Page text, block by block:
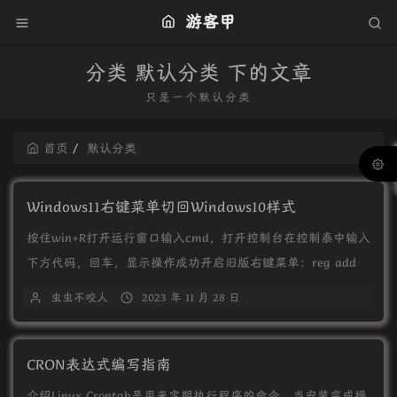
游客甲
分类 默认分类 下的文章
只是一个默认分类
首页 默认分类
Windows11右键菜单切回Windows10样式
按住win+R打开运行窗口输入cmd，打开控制台在控制泰中输入
下方代码，回车，显示操作成功开启旧版右键菜单：reg add
虫虫不咬人 2023 年 11 月 28 日
CRON表达式编写指南